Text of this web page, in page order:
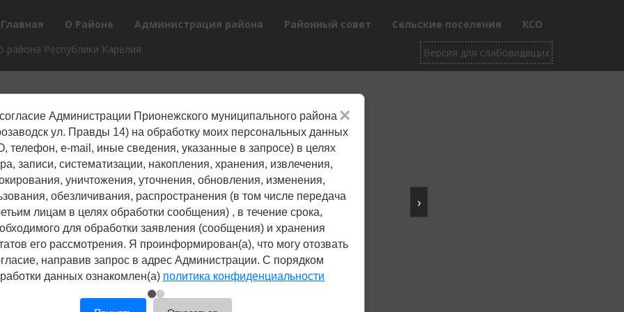
×
Администрации Прионежского муниципального района
ул. Правды 14) на обработку моих персональных данных
телефон, е-mail, иные сведения, указанные в запросе) в целях
записи, систематизации, накопления, хранения, извлечения,
уничтожения, уточнения, обновления, изменения,
обезличивания, распространения (в том числе передача
лицам в целях обработки сообщения) , в течение срока,
для обработки заявления (сообщения) и хранения
его рассмотрения. Я проинформирован(а), что могу отозвать
направив запрос в адрес Администрации. С порядком
данных ознакомлен(а) политика конфиденциальности
Главная О Районе Администрация района Районный совет Сельские поселения
КСО
Республики Карелия
›